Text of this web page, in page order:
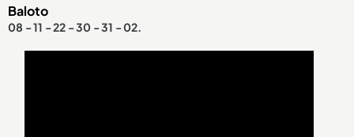
Baloto
08 - 11 - 22 - 30 - 31 - 02.